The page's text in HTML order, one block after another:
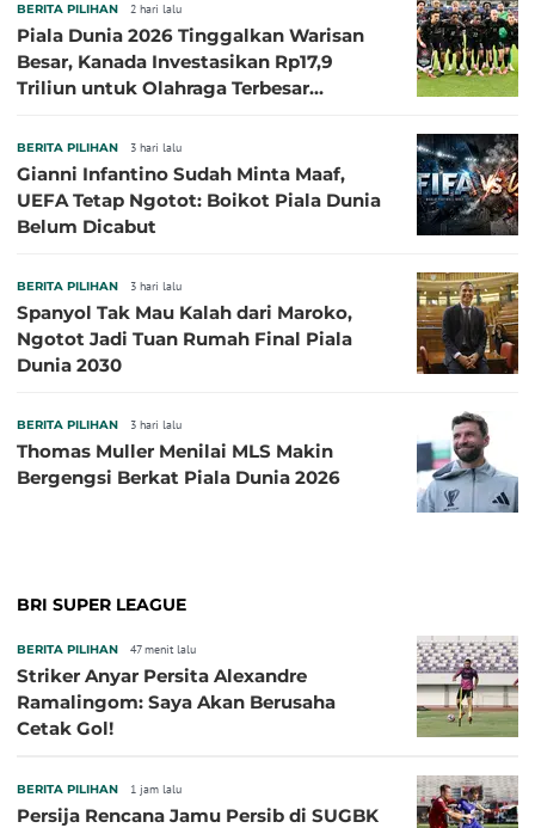
BERITA PILIHAN 2 hari lalu
Piala Dunia 2026 Tinggalkan Warisan
Besar, Kanada Investasikan Rp17,9
Triliun untuk Olahraga Terbesar
BERITA PILIHAN 3 hari lalu
Gianni Infantino Sudah Minta Maaf,
UEFA Tetap Ngotot: Boikot Piala Dunia
Belum Dicabut
BERITA PILIHAN 3 hari lalu
Spanyol Tak Mau Kalah dari Maroko,
Ngotot Jadi Tuan Rumah Final Piala
Dunia 2030
BERITA PILIHAN 3 hari lalu
Thomas Muller Menilai MLS Makin
Bergengsi Berkat Piala Dunia 2026
BRI SUPER LEAGUE
BERITA PILIHAN 47 menit lalu
Striker Anyar Persita Alexandre
Ramalingom: Saya Akan Berusaha
Cetak Gol!
BERITA PILIHAN 1 jam lalu
Persija Rencana Jamu Persib di SUGBK